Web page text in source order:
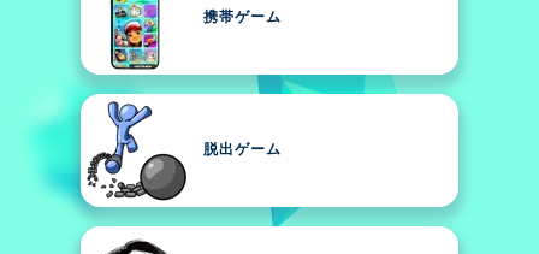
携帯ゲーム
脱出ゲーム